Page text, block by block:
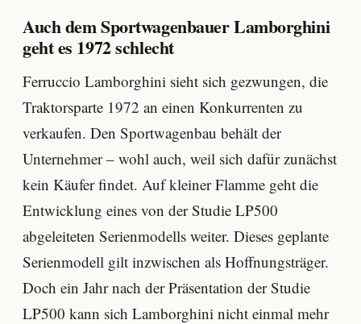
Auch dem Sportwagenbauer Lamborghini
geht es 1972 schlecht
Ferruccio Lamborghini sieht sich gezwungen, die
Traktorsparte 1972 an einen Konkurrenten zu
verkaufen. Den Sportwagenbau behält der
Unternehmer – wohl auch, weil sich dafür zunächst
kein Käufer findet. Auf kleiner Flamme geht die
Entwicklung eines von der Studie LP500
abgeleiteten Serienmodells weiter. Dieses geplante
Serienmodell gilt inzwischen als Hoffnungsträger.
Doch ein Jahr nach der Präsentation der Studie
LP500 kann sich Lamborghini nicht einmal mehr